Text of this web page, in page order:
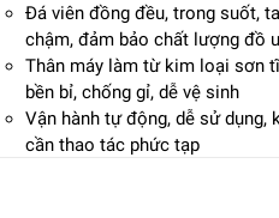
Đá viên đồng đều, trong suốt,
chậm, đảm bảo chất lượng đồ
Thân máy làm từ kim loại sơn
bền bỉ, chống gỉ, dễ vệ sinh
Vận hành tự động, dễ sử dụng,
cần thao tác phức tạp